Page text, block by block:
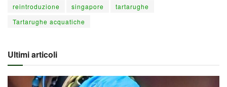
reintroduzione
singapore
tartarughe
Tartarughe acquatiche
Ultimi articoli